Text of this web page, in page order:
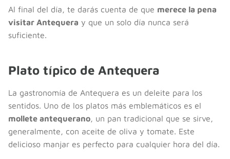
Al final del día, te darás cuenta de que merece la pena
visitar Antequera y que un solo día nunca será
suficiente.
Plato típico de Antequera
La gastronomía de Antequera es un deleite para los
sentidos. Uno de los platos más emblemáticos es el
mollete antequerano, un pan tradicional que se sirve,
generalmente, con aceite de oliva y tomate. Este
delicioso manjar es perfecto para cualquier hora del día.